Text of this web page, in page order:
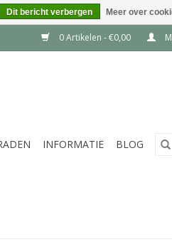
0 Artikelen - €0,00
INFORMATIE BLOG
Dit bericht verbergen Meer over